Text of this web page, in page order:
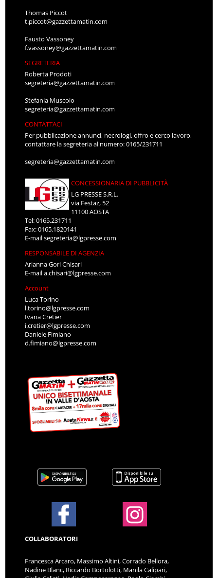
Thomas Piccot
t.piccot@gazzettamatin.com
Fausto Vassoney
f.vassoney@gazzettamatin.com
SEGRETERIA
Roberta Prodoti
segreteria@gazzettamatin.com
Stefania Muscolo
segreteria@gazzettamatin.com
CONTATTACI
Per pubblicazione annunci, necrologi, offro e cerco lavoro,
contattare la segreteria al numero: 0165/231711
segreteria@gazzettamatin.com
CONCESSIONARIA DI PUBBLICITÀ
LG PRESSE S.R.L.
via Festaz, 52
11100 AOSTA
Tel: 0165.231711
Fax: 0165.1820141
E-mailsegreteria@lgpresse.com
RESPONSABILE DI AGENZIA
Arianna Gori Chisari
E-maila.chisari@lgpresse.com
Account
Luca Torino
l.torino@lgpresse.com
Ivana Cretier
i.cretier@lgpresse.com
Daniele Fimiano
d.fimiano@lgpresse.com
COLLABORATORI
Francesca Arcaro, Massimo Altini, Corrado Bellora,
Nadine Blanc, Riccardo Bortolotti, Manila Calipari,